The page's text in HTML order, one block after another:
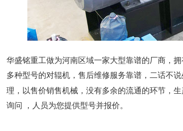
华盛铭重工做为河南区域一家大型靠谱的厂商，
多种型号的对辊机，售后维修服务靠谱，二话不
理，以售价销售机械，没有多余的流通的环节，
询问 ，人员为您提供型号并报价。